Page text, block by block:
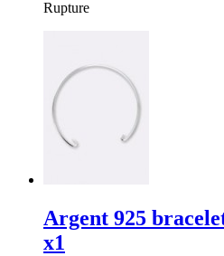
Rupture
Argent 925
x1